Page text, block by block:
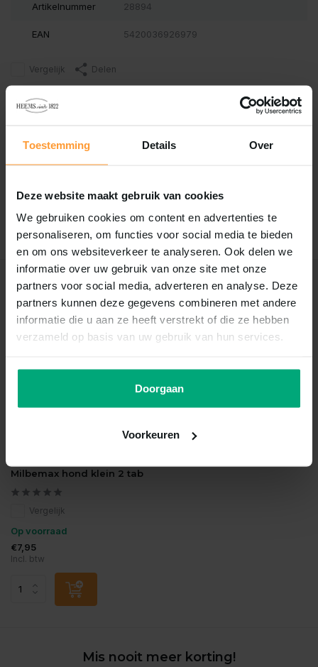
Toestemming Details Over
Deze website maakt gebruik van cookies
We gebruiken cookies om content en advertenties te
personaliseren, om functies voor social media te bieden
en om ons websiteverkeer te analyseren. Ook delen we
informatie over uw gebruik van onze site met onze
partners voor social media, adverteren en analyse. Deze
partners kunnen deze gegevens combineren met andere
informatie die u aan ze heeft verstrekt of die ze hebben
verzameld op basis van uw gebruik van hun services.
Doorgaan
Voorkeuren
Artikelnummer 28894
EAN 5420036926979
Vergelijk Delen
/5
Schrijf je eigen review
Recent bekeken
Milbemax hond klein 2 tab
Vergelijk
Op voorraad
€7,95
Incl. btw
Mis nooit meer korting!